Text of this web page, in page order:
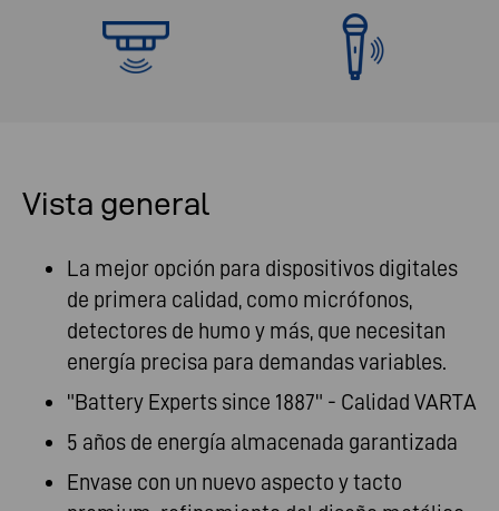
Vista general
La mejor opción para dispositivos digitales
de primera calidad, como micrófonos,
detectores de humo y más, que necesitan
energía precisa para demandas variables.
"Battery Experts since 1887" - Calidad VARTA
5 años de energía almacenada garantizada
Envase con un nuevo aspecto y tacto